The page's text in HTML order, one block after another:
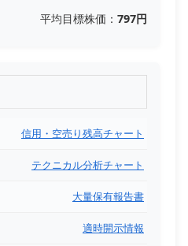
平均目標株価： 797円
信用・空売り残高チャート
テクニカル分析チャート
大量保有報告書
適時開示情報